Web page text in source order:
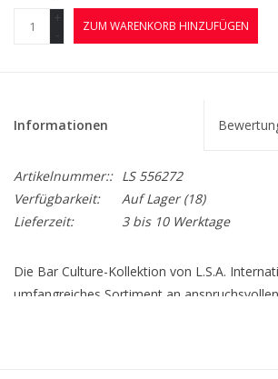
+
-
ZUM WARENKORB HINZUFÜGEN
Informationen
Artikelnummer:: LS 556272
Verfügbarkeit:
Auf Lager(18)
Lieferzeit:
3 bis 10 Werktage
Die Bar Culture-Kollektion von L.S.A.
umfangreiches Sortiment an